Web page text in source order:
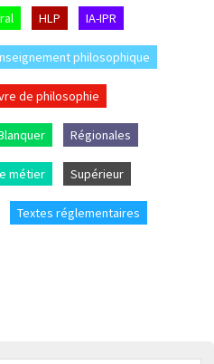
HLP IA-IPR
philosophique
de philosophie
Régionales
métier Supérieur
Textes réglementaires